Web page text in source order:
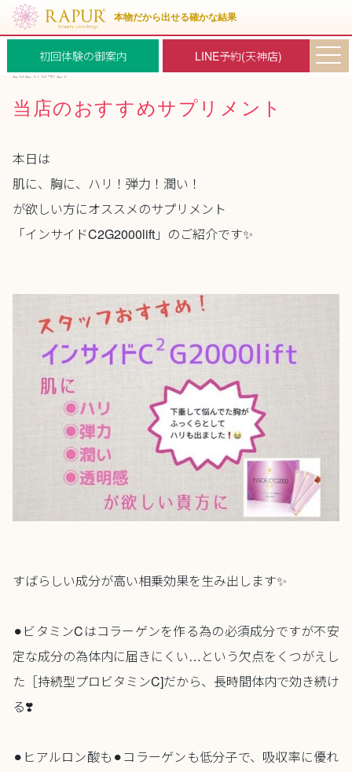
2021/04/27
当店のおすすめサプリメント
本日は
肌に、胸に、ハリ！弾力！潤い！
が欲しい方にオススメのサプリメント
「インサイドC2G2000lift」のご紹介です✨
すばらしい成分が高い相乗効果を生み出します✨
⚫︎ビタミンCはコラーゲンを作る為の必須成分ですが不安
定な成分の為体内に届きにくい…という欠点をくつがえし
た［持続型プロビタミンC]だから、長時間体内で効き続け
る❣️
⚫︎ヒアルロン酸も⚫︎コラーゲンも低分子で、吸収率に優れ
初回体験の御案内 LINE予約(天神店)